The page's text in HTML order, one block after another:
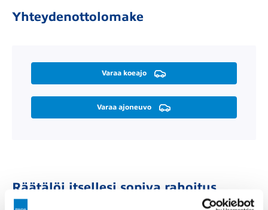
Yhteydenottolomake
Varaa koeajo
Varaa ajoneuvo
Räätälöi itsellesi sopiva rahoitus